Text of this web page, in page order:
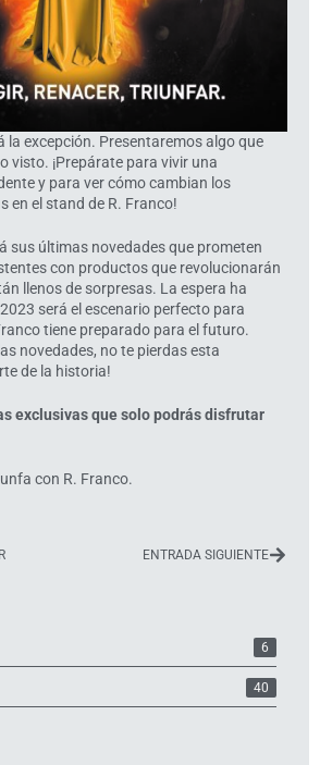
la excepción. Presentaremos algo que
visto. ¡Prepárate para vivir una
y para ver cómo cambian los
en el stand de R. Franco!
sus últimas novedades que prometen
con productos que revolucionarán
llenos de sorpresas. La espera ha
será el escenario perfecto para
tiene preparado para el futuro.
novedades, no te pierdas esta
de la historia!
exclusivas que solo podrás disfrutar
con R. Franco.
ENTRADA SIGUIENTE
6
40